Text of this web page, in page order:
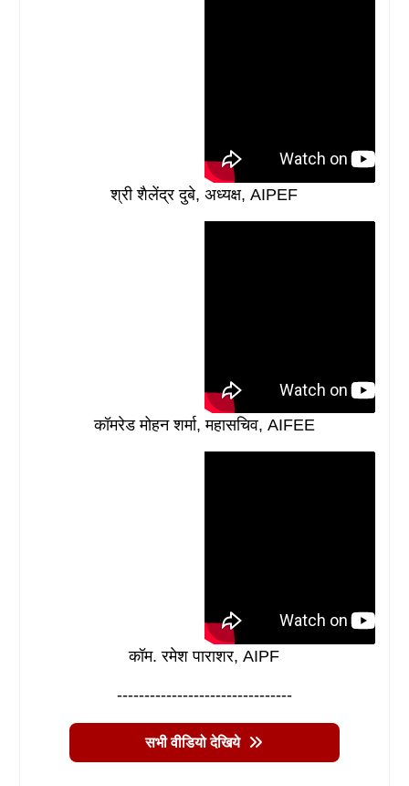
श्री शैलेंद्र दुबे, अध्यक्ष, AIPEF
कॉमरेड मोहन शर्मा, महासचिव, AIFEE
कॉम. रमेश पाराशर, AIPF
--------------------------------
सभी वीडियो देखिये